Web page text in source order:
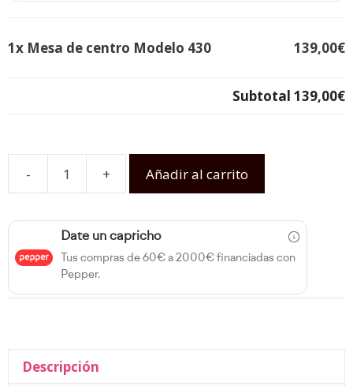
1x Mesa de centro Modelo 430 139,00€
Subtotal 139,00€
- + Añadir al carrito
Date un capricho
Tus compras de 60€ a 2000€ financiadas con
Pepper.
Descripción